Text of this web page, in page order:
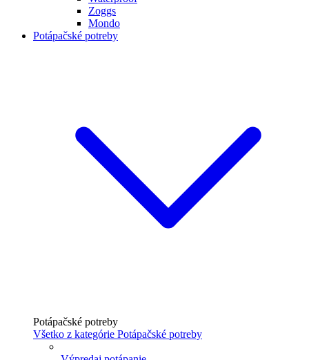
Zoggs
Mondo
Potápačské potreby
Potápačské potreby
Všetko z kategórie Potápačské potreby